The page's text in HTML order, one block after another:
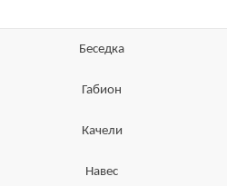
Беседка
Габион
Качели
Навес